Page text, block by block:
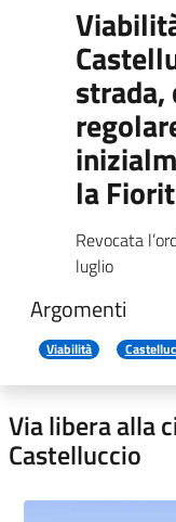
strada,
la
Revocata
luglio
Argomenti
Viabilità
Via libera alla
Castelluccio